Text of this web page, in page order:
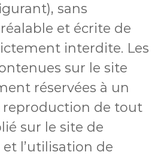
sans
et écrite de
interdite. Les
sur le site
réservées à un
reproduction de tout
sur le site de
l’utilisation de